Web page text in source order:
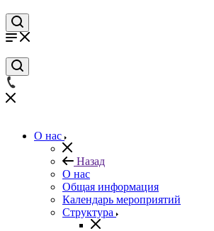
О нас
Назад
О нас
Общая информация
Календарь мероприятий
Структура